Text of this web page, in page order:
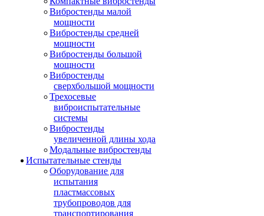
Вибростенды малой
мощности
Вибростенды средней
мощности
Вибростенды большой
мощности
Вибростенды
сверхбольшой мощности
Трехосевые
виброиспытательные
системы
Вибростенды
увеличенной длины хода
Модальные вибростенды
Испытательные стенды
Оборудование для
испытания
пластмассовых
трубопроводов для
транспортирования